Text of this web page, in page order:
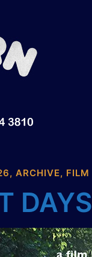
, ARCHIVE, FILM
DAYS